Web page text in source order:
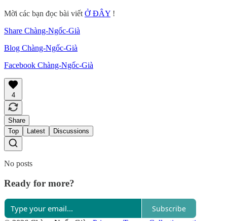
Mời các bạn đọc bài viết Ở ĐÂY !
Share Chàng-Ngốc-Già
Blog Chàng-Ngốc-Già
Facebook Chàng-Ngốc-Già
4
Share
Top
Latest Discussions
No posts
Ready for more?
Subscribe